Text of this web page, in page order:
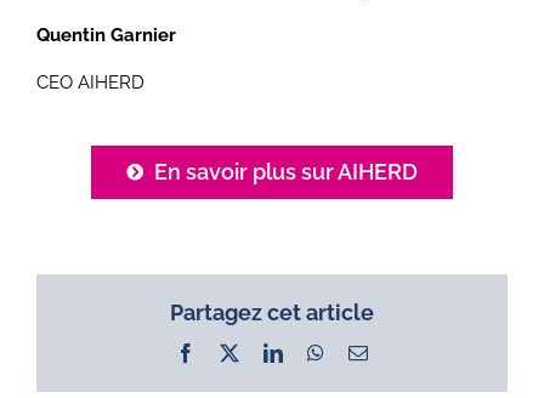
Quentin Garnier
CEO AIHERD
En savoir plus sur AIHERD
Partagez cet article
Facebook LinkedInWhatsApp
Email